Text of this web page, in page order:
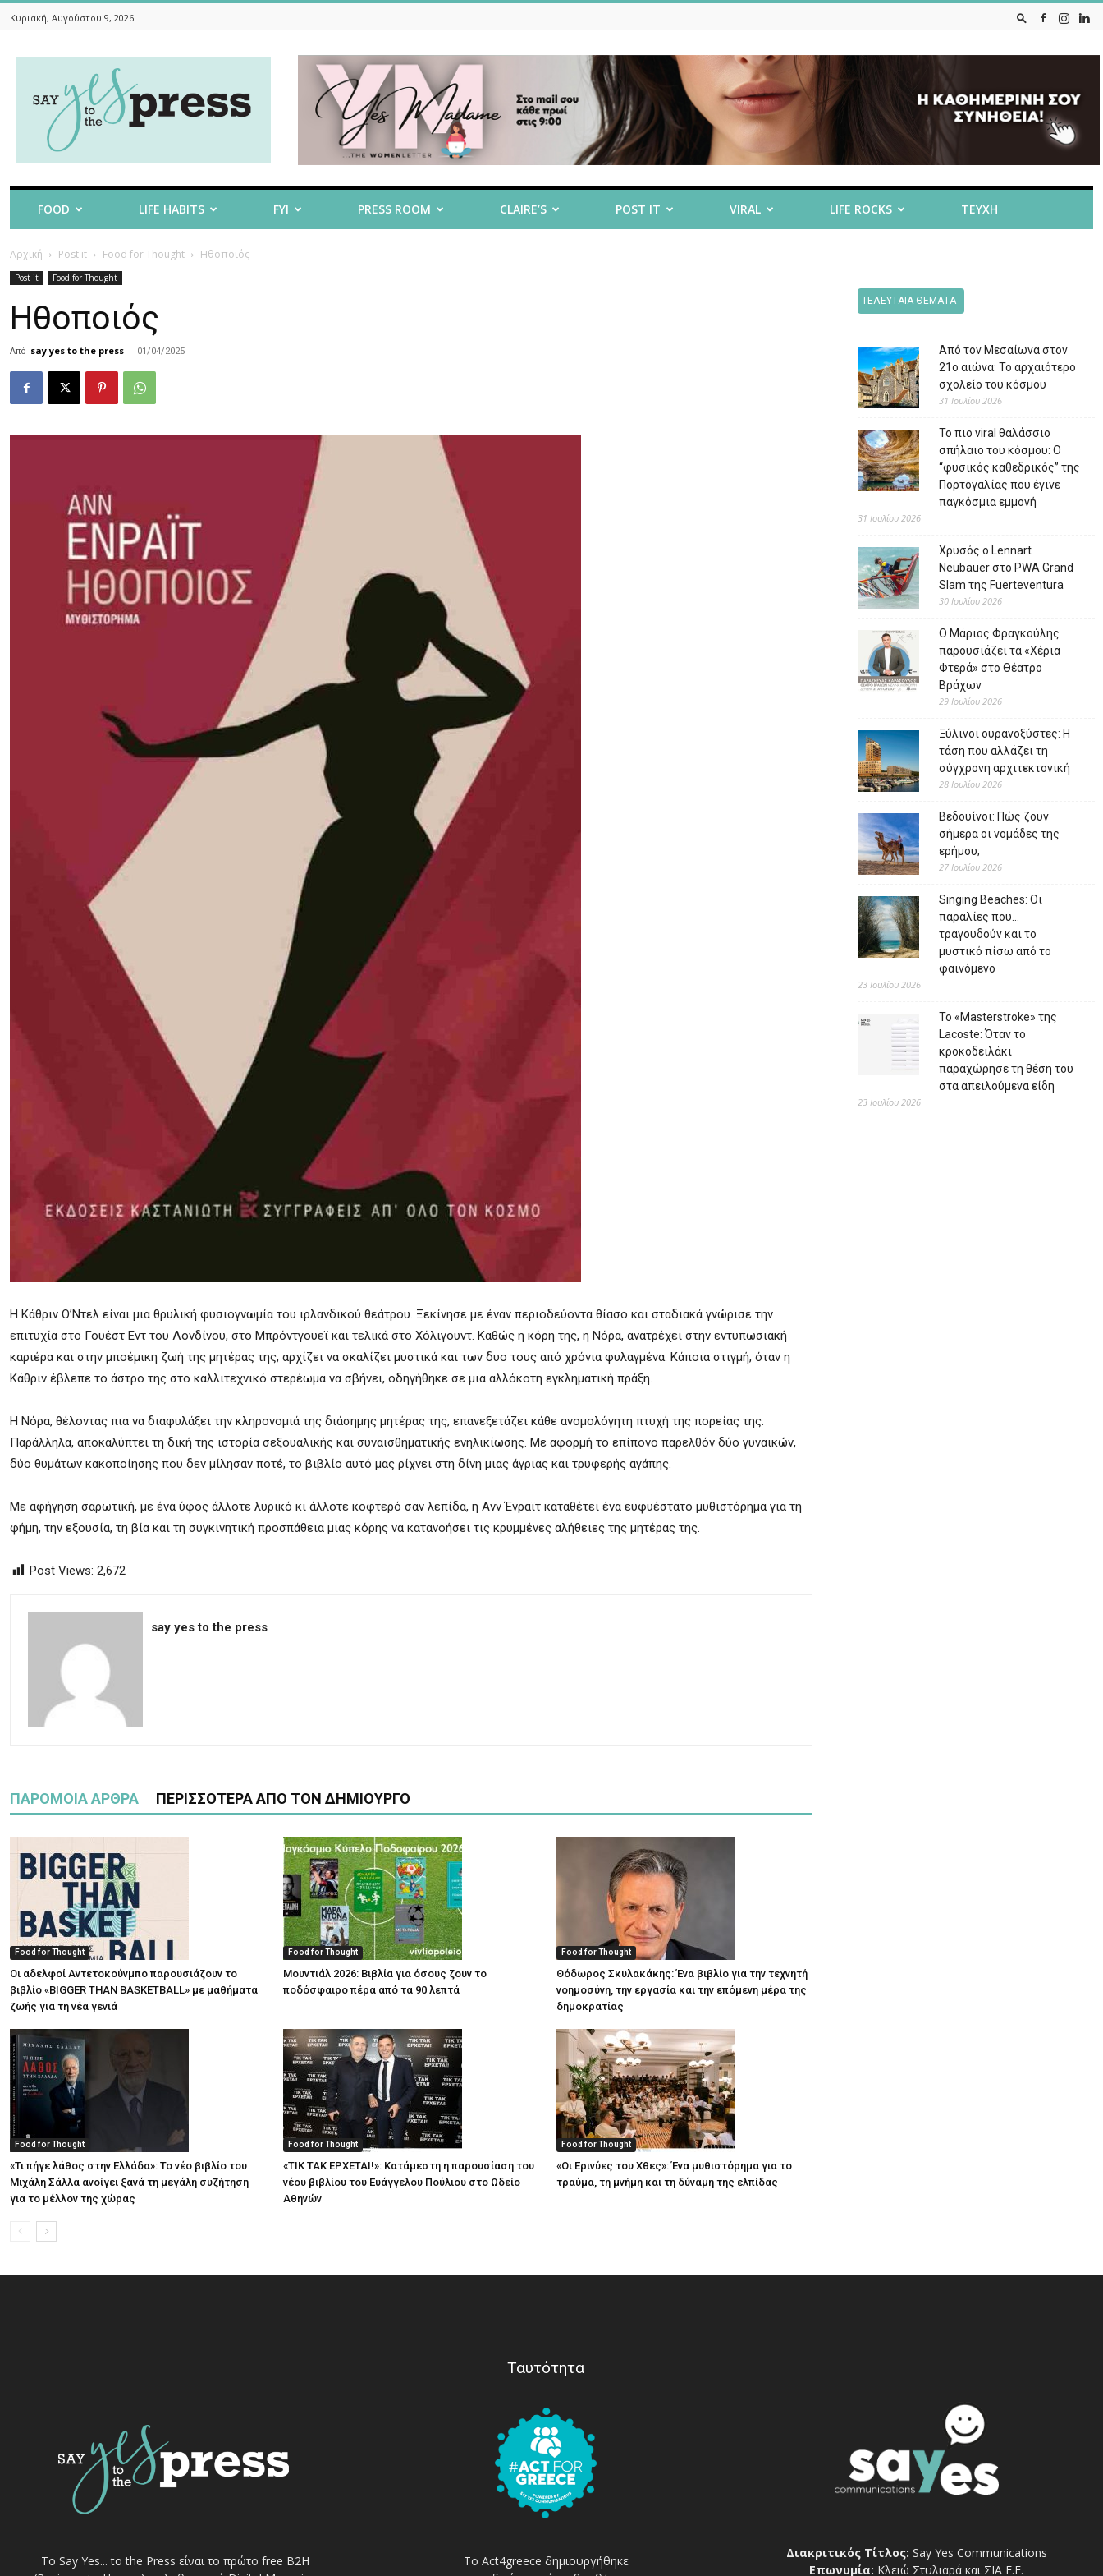
Κυριακή, Αυγούστου 9, 2026
To
The
FOOD LIFE HABITS FYI PRESS ROOM CLAIRE’S POST IT VIRAL LIFE ROCKS ΤΕΥΧΗ
Αρχική Post it Food for Thought Ηθοποιός
Post it Food for Thought
Ηθοποιός
Από say yes to the press - 01/04/2025
Η Κάθριν Ο’Ντελ είναι μια θρυλική φυσιογνωμία του ιρλανδικού θεάτρου. Ξεκίνησε με έναν περιοδεύοντα θίασο και σταδιακά γνώρισε την
επιτυχία στο Γουέστ Εντ του Λονδίνου, στο Μπρόντγουεϊ και τελικά στο Χόλιγουντ. Καθώς η κόρη της, η Νόρα, ανατρέχει στην εντυπωσιακή
καριέρα και στην μποέμικη ζωή της μητέρας της, αρχίζει να σκαλίζει μυστικά και των δυο τους από χρόνια φυλαγμένα. Κάποια στιγμή, όταν η
Κάθριν έβλεπε το άστρο της στο καλλιτεχνικό στερέωμα να σβήνει, οδηγήθηκε σε μια αλλόκοτη εγκληματική πράξη.
Η Νόρα, θέλοντας πια να διαφυλάξει την κληρονομιά της διάσημης μητέρας της, επανεξετάζει κάθε ανομολόγητη πτυχή της πορείας της.
Παράλληλα, αποκαλύπτει τη δική της ιστορία σεξουαλικής και συναισθηματικής ενηλικίωσης. Με αφορμή το επίπονο παρελθόν δύο γυναικών,
δύο θυμάτων κακοποίησης που δεν μίλησαν ποτέ, το βιβλίο αυτό μας ρίχνει στη δίνη μιας άγριας και τρυφερής αγάπης.
Με αφήγηση σαρωτική, με ένα ύφος άλλοτε λυρικό κι άλλοτε κοφτερό σαν λεπίδα, η Ανν Ένραϊτ καταθέτει ένα ευφυέστατο μυθιστόρημα για τη
φήμη, την εξουσία, τη βία και τη συγκινητική προσπάθεια μιας κόρης να κατανοήσει τις κρυμμένες αλήθειες της μητέρας της.
Post Views: 2,672
say yes to the press
ΠΑΡΟΜΟΙΑ ΑΡΘΡΑ ΠΕΡΙΣΣΟΤΕΡΑ ΑΠΟ ΤΟΝ ΔΗΜΙΟΥΡΓΟ
Food for Thought
Οι αδελφοί Αντετοκούνμπο παρουσιάζουν το
βιβλίο «BIGGER THAN BASKETBALL» με μαθήματα
ζωής για τη νέα γενιά
Food for Thought
Μουντιάλ 2026: Βιβλία για όσους ζουν το
ποδόσφαιρο πέρα από τα 90 λεπτά
Food for Thought
Θόδωρος Σκυλακάκης: Ένα βιβλίο για την τεχνητή
νοημοσύνη, την εργασία και την επόμενη μέρα της
δημοκρατίας
Food for Thought
«Τι πήγε λάθος στην Ελλάδα»: Το νέο βιβλίο του
Μιχάλη Σάλλα ανοίγει ξανά τη μεγάλη συζήτηση
για το μέλλον της χώρας
Food for Thought
«ΤΙΚ ΤΑΚ ΕΡΧΕΤΑΙ!»: Κατάμεστη η παρουσίαση του
νέου βιβλίου του Ευάγγελου Πούλιου στο Ωδείο
Αθηνών
Food for Thought
«Οι Ερινύες του Χθες»: Ένα μυθιστόρημα για το
τραύμα, τη μνήμη και τη δύναμη της ελπίδας
ΤΕΛΕΥΤΑΙΑ ΘΕΜΑΤΑ
Από τον Μεσαίωνα στον
21ο αιώνα: Το αρχαιότερο
σχολείο του κόσμου
31 Ιουλίου 2026
Το πιο viral θαλάσσιο
σπήλαιο του κόσμου: Ο
“φυσικός καθεδρικός” της
Πορτογαλίας που έγινε
παγκόσμια εμμονή
31 Ιουλίου 2026
Χρυσός ο Lennart
Neubauer στο PWA Grand
Slam της Fuerteventura
30 Ιουλίου 2026
Ο Μάριος Φραγκούλης
παρουσιάζει τα «Χέρια
Φτερά» στο Θέατρο
Βράχων
29 Ιουλίου 2026
Ξύλινοι ουρανοξύστες: Η
τάση που αλλάζει τη
σύγχρονη αρχιτεκτονική
28 Ιουλίου 2026
Βεδουίνοι: Πώς ζουν
σήμερα οι νομάδες της
ερήμου;
27 Ιουλίου 2026
Singing Beaches: Οι
παραλίες που…
τραγουδούν και το
μυστικό πίσω από το
φαινόμενο
23 Ιουλίου 2026
Το «Masterstroke» της
Lacoste: Όταν το
κροκοδειλάκι
παραχώρησε τη θέση του
στα απειλούμενα είδη
23 Ιουλίου 2026
Το Say Yes... to the Press είναι το πρώτο free Β2Η
Ταυτότητα
Το Act4greece δημιουργήθηκε
Διακριτικός Τίτλος: Say Yes Communications
Επωνυμία: Κλειώ Στυλιαρά και ΣΙΑ Ε.Ε.